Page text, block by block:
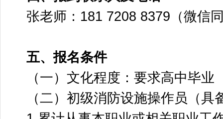
张老师：181 7208 8379（微信
五、报名条件
（一）文化程度：要求高中毕
（二）初级消防设施操作员（具